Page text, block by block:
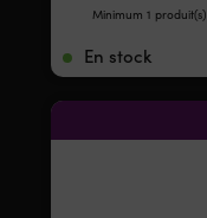
Minimum 1 produit(s)
En stock